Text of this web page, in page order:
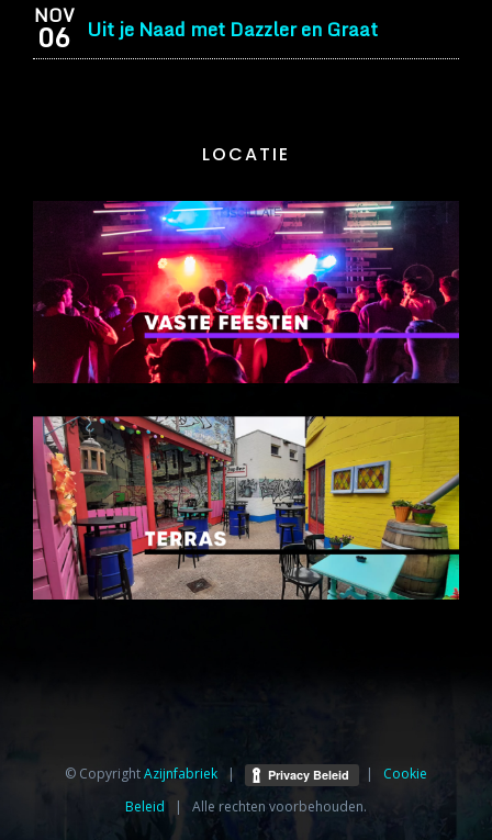
NOV
06 Uit je Naad met Dazzler en Graat
LOCATIE
© CopyrightAzijnfabriek⁩ | | Cookie
Beleid | Alle rechten voorbehouden.